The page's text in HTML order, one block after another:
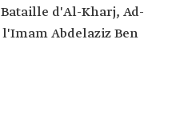
d'Al-Kharj, Ad-
Abdelaziz Ben